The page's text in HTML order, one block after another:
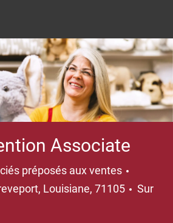
Associate
préposés aux ventes
Louisiane, 71105
Sur